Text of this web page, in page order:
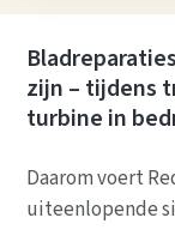
zijn – tijdens
turbine in
Daarom voert
uiteenlopende